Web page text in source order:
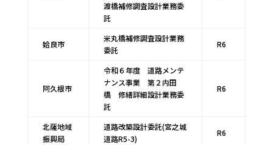
渡橋補修調査設計業務委
託
姶良市
米丸橋補修調査設計業務
委託
R6
阿久根市
令和６年度 道路メンテ
ナンス事業 第２内田
橋 修繕詳細設計業務委
託
R6
北薩地域
振興局
道路改築設計委託(宮之城
道路R5-3)
R6